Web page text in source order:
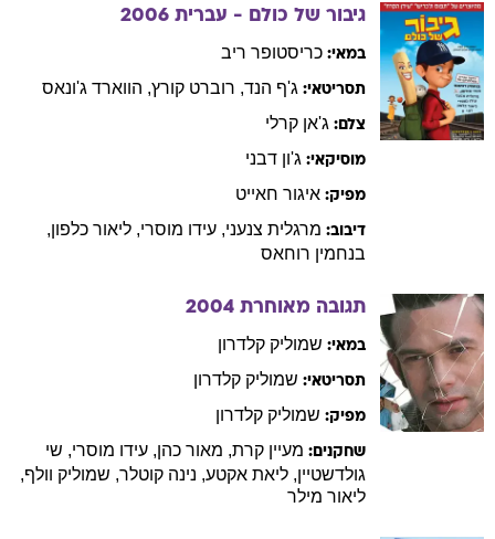
גיבור של כולם - עברית 2006
במאי: כריסטופר ריב
תסריטאי: ג'ף הנד, רוברט קורץ, הווארד ג'ונאס
צלם: ג'אן קרלי
מוסיקאי: ג'ון דבני
מפיק: איגור חאייט
דיבוב: מרגלית צנעני, עידו מוסרי, ליאור כלפון,
בנחמין רוחאס
תגובה מאוחרת 2004
במאי: שמוליק קלדרון
תסריטאי: שמוליק קלדרון
מפיק: שמוליק קלדרון
שחקנים: מעיין קרת, מאור כהן, עידו מוסרי, שי
גולדשטיין, ליאת אקטע, נינה קוטלר, שמוליק וולף,
ליאור מילר